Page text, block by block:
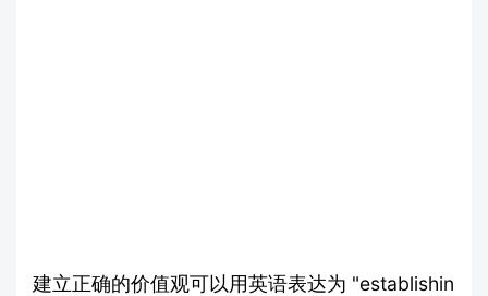
建立正确的价值观可以用英语表达为 "establishin